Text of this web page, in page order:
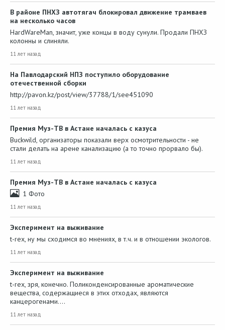
В районе ПНХЗ автотягач блокировал движение трамваев
на несколько часов
HardWareMan, значит, уже концы в воду сунули. Продали ПНХЗ
колонны и слиняли.
11 лет назад
На Павлодарский НПЗ поступило оборудование
отечественной сборки
http://pavon.kz/post/view/37788/1/see451090
11 лет назад
Премия Муз-ТВ в Астане началась с казуса
Buckwild, организаторы показали верх осмотрительности - не
стали делать на арене канализацию (а то точно прорвало бы).
11 лет назад
Премия Муз-ТВ в Астане началась с казуса
1 Фото
11 лет назад
Эксперимент на выживание
t-rex, ну мы сходимся во мнениях, в т.ч. и в отношении экологов.
11 лет назад
Эксперимент на выживание
t-rex, зря, конечно. Поликонденсированные ароматические
вещества, содержащиеся в этих отходах, являются
канцерогенами.…
11 лет назад